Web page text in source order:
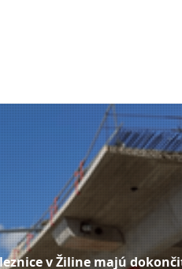
v Žiline majú